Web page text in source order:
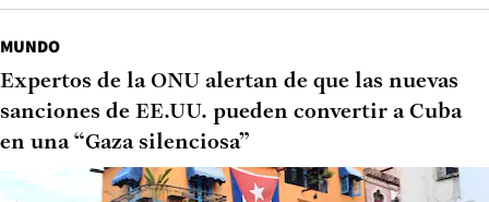
MUNDO
Expertos de la ONU alertan de que las nuevas
sanciones de EE.UU. pueden convertir a Cuba
en una “Gaza silenciosa”